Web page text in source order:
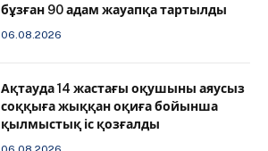
бұзған 90 адам жауапқа тартылды
06.08.2026
Ақтауда 14 жастағы оқушыны аяусыз
соққыға жыққан оқиға бойынша
қылмыстық іс қозғалды